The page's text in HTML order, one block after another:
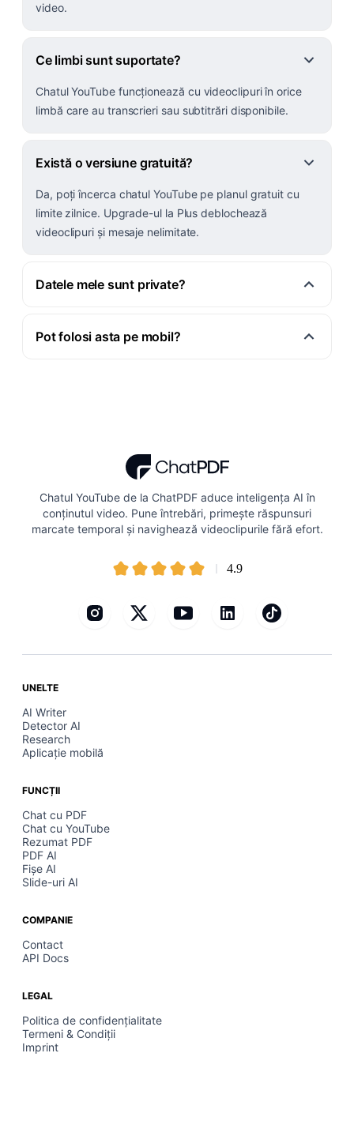
video.
Ce limbi sunt suportate?
Chatul YouTube funcționează cu videoclipuri în orice
limbă care au transcrieri sau subtitrări disponibile.
Există o versiune gratuită?
Da, poți încerca chatul YouTube pe planul gratuit cu
limite zilnice. Upgrade-ul la Plus deblochează
videoclipuri și mesaje nelimitate.
Datele mele sunt private?
Pot folosi asta pe mobil?
Chatul YouTube de la ChatPDF aduce inteligența AI în
conținutul video. Pune întrebări, primește răspunsuri
marcate temporal și navighează videoclipurile fără efort.
4.9
UNELTE
AI Writer
Detector AI
Research
Aplicație mobilă
FUNCȚII
Chat cu PDF
Chat cu YouTube
Rezumat PDF
PDF AI
Fișe AI
Slide-uri AI
COMPANIE
Contact
API Docs
LEGAL
Politica de confidențialitate
Termeni & Condiții
Imprint